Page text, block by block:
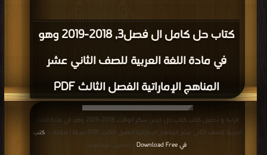
كتاب حل كامل ال فصل3, 2018-2019 وهو
في مادة اللغة العربية للصف الثاني عشر
المناهج الإماراتية الفصل الثالث PDF
قراءة و تحميل كتاب كتاب حل درس سكر الوقت, 2018-2019 وهو في مادة اللغة
العربية للصف الثاني عشر المناهج الإماراتية الفصل الثالث PDF مجانا | مكتبة >
كتب
في Download Free
| التحميل : مرة/مرات